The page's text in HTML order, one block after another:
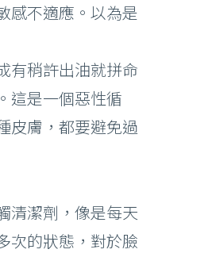
感不適應。以為是
有稍許出油就拼命
這是一個惡性循
皮膚，都要避免過
清潔劑，像是每天
次的狀態，對於臉